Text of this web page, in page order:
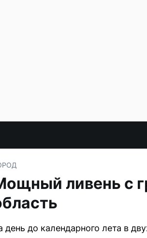
ливень с
день до календарного лета в